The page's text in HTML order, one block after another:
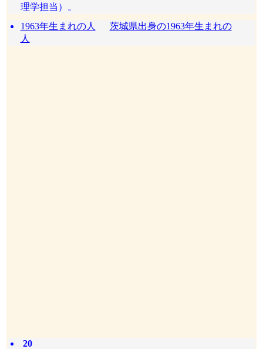
理学担当）。
1963年生まれの人
茨城県出身の1963年生まれの
人
20